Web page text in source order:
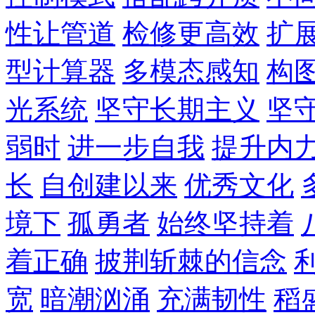
性让管道 检修更高效 扩
型计算器 多模态感知 构
光系统 坚守长期主义 坚
弱时 进一步自我 提升内
长 自创建以来 优秀文化
境下 孤勇者 始终坚持着
着正确 披荆斩棘的信念
宽 暗潮汹涌 充满韧性 稻